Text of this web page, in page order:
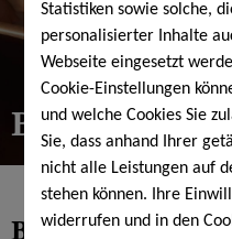
Statistiken sowie solche,
personalisierter Inhalte
Webseite eingesetzt
Cookie-Einstellungen
und welche Cookies Sie
Sie, dass anhand Ihrer
nicht alle Leistungen auf
stehen können. Ihre
widerrufen und in den
Bäder &
Bäder &